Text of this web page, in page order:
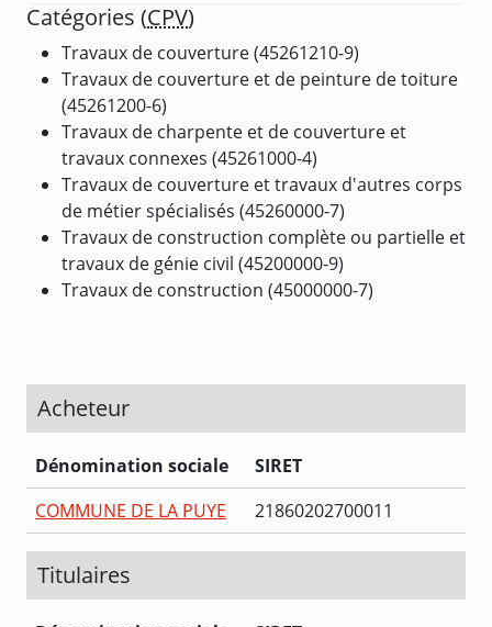
Catégories (CPV)
Travaux de couverture (45261210-9)
Travaux de couverture et de peinture de toiture
(45261200-6)
Travaux de charpente et de couverture et
travaux connexes (45261000-4)
Travaux de couverture et travaux d'autres corps
de métier spécialisés (45260000-7)
Travaux de construction complète ou partielle et
travaux de génie civil (45200000-9)
Travaux de construction (45000000-7)
Acheteur
Dénomination sociale
SIRET
COMMUNE DE LA PUYE
21860202700011
Titulaires